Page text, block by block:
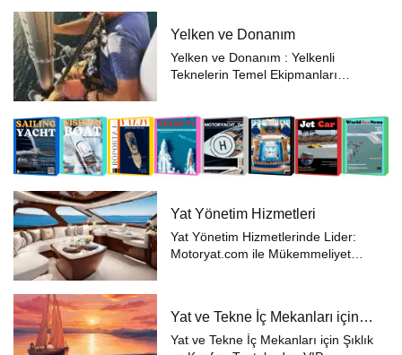
seçeneklerden biridir. Ancak
tekneye...
Yelken ve Donanım
Yelken ve Donanım : Yelkenli
Teknelerin Temel Ekipmanları
keyifli bir seyir sağlamak hem de
denizde ruhu hissedebilmek için
yelkenli te...
Yat Yönetim Hizmetleri
Yat Yönetim Hizmetlerinde Lider:
Motoryat.com ile Mükemmeliyet
zamanda yüksek düzeyde bir
yönetim ve bakım gereksinimini de
beraberin...
Yat ve Tekne İç Mekanları için
Şıklık ve Konfor
Yat ve Tekne İç Mekanları için Şıklık